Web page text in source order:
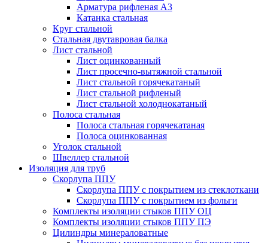
Арматура рифленая А3
Катанка стальная
Круг стальной
Стальная двутавровая балка
Лист стальной
Лист оцинкованный
Лист просечно-вытяжной стальной
Лист стальной горячекатаный
Лист стальной рифленый
Лист стальной холоднокатаный
Полоса стальная
Полоса стальная горячекатаная
Полоса оцинкованная
Уголок стальной
Швеллер стальной
Изоляция для труб
Скорлупа ППУ
Скорлупа ППУ с покрытием из стеклоткани
Скорлупа ППУ с покрытием из фольги
Комплекты изоляции стыков ППУ ОЦ
Комплекты изоляции стыков ППУ ПЭ
Цилиндры минераловатные